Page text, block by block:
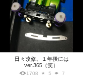
日々改修。１年後には
ver.365（笑）
1708 5 7